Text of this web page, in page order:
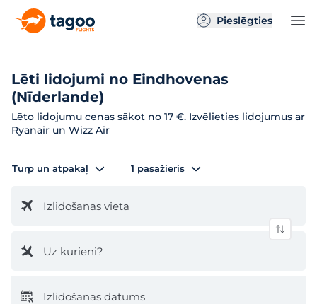
Pieslēgties
Lēti lidojumi no Eindhovenas
(Nīderlande)
Lēto lidojumu cenas sākot no 17 €. Izvēlieties lidojumus ar
Ryanair un Wizz Air
Turp un atpakaļ 1 pasažieris
Izlidošanas vieta
Uz kurieni?
Izlidošanas datums